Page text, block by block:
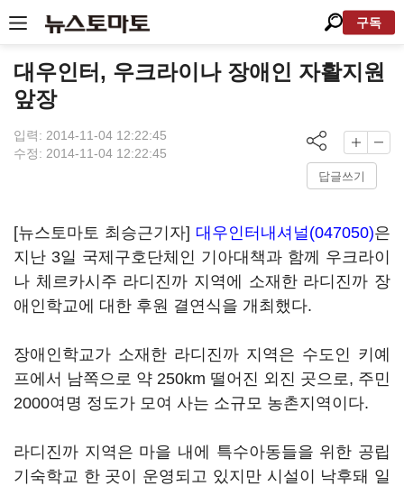
구독
대우인터, 우크라이나 장애인 자활지원
앞장
입력: 2014-11-04 12:22:45
수정: 2014-11-04 12:22:45
답글쓰기
[뉴스토마토 최승근기자] 대우인터내셔널(047050)은
지난 3일 국제구호단체인 기아대책과 함께 우크라이
나 체르카시주 라디진까 지역에 소재한 라디진까 장
애인학교에 대한 후원 결연식을 개최했다.
장애인학교가 소재한 라디진까 지역은 수도인 키예
프에서 남쪽으로 약 250km 떨어진 외진 곳으로, 주민
2000여명 정도가 모여 사는 소규모 농촌지역이다.
라디진까 지역은 마을 내에 특수아동들을 위한 공립
기숙학교 한 곳이 운영되고 있지만 시설이 낙후돼 일